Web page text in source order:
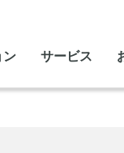
ン サービス